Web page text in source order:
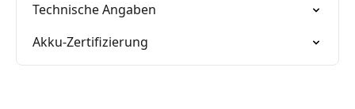
Technische Angaben
Akku-Zertifizierung